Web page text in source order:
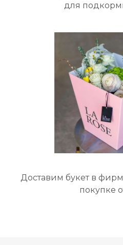
для
Доставим букет в
покупке